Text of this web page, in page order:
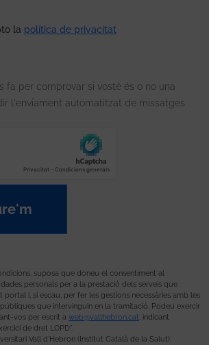
la política de privacitat
fa per comprovar si vostè és o no una
l'enviament automatitzat de missatges
suposa que doneu el consentiment al
personals per a la prestació dels serveis que
portal i, si escau, per fer les gestions necessàries amb les
que intervinguin en la tramitació. Podeu exercir
vos per escrit a web@vallhebron.cat, indicant
de dret LOPD”.
Vall d’Hebron (Institut Català de la Salut).